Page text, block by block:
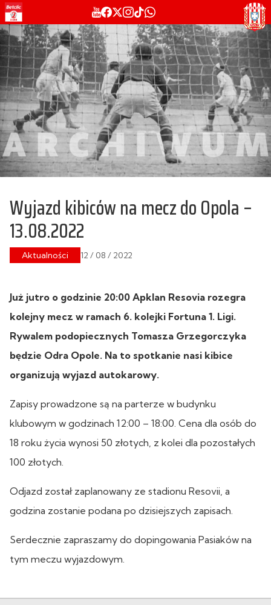
Wyjazd kibiców na mecz do Opola –
13.08.2022
Aktualności 12 / 08 / 2022
Już jutro o godzinie 20:00 Apklan Resovia rozegra
kolejny mecz w ramach 6. kolejki Fortuna 1. Ligi.
Rywalem podopiecznych Tomasza Grzegorczyka
będzie Odra Opole. Na to spotkanie nasi kibice
organizują wyjazd autokarowy.
Zapisy prowadzone są na parterze w budynku
klubowym w godzinach 12:00 – 18:00. Cena dla osób do
18 roku życia wynosi 50 złotych, z kolei dla pozostałych
100 złotych.
Odjazd został zaplanowany ze stadionu Resovii, a
godzina zostanie podana po dzisiejszych zapisach.
Serdecznie zapraszamy do dopingowania Pasiaków na
tym meczu wyjazdowym.